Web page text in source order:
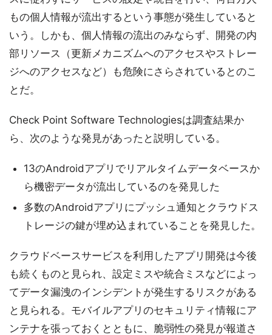
もの個人情報が流出するという事態が発生していると
いう。しかも、個人情報の流出のみならず、開発の内
部リソース（更新メカニズムへのアクセスやストレー
ジへのアクセスなど）も危険にさらされているとのこ
とだ。
Check Point Software Technologiesは調査結果か
ら、次のような発見があったと説明している。
13のAndroidアプリでリアルタイムデータベースか
ら機密データが流出しているのを発見した
多数のAndroidアプリにプッシュ通知とクラウドス
トレージの鍵が埋め込まれていることを発見した。
クラウドベースサービスを利用したアプリ開発は今後
も続くものと見られ、設定ミスや統合ミスなどによっ
てデータ漏洩のインシデントが発生するリスクがある
と見られる。モバイルアプリのセキュリティ情報にア
ンテナを張っておくとともに、脆弱性の発見が報道さ